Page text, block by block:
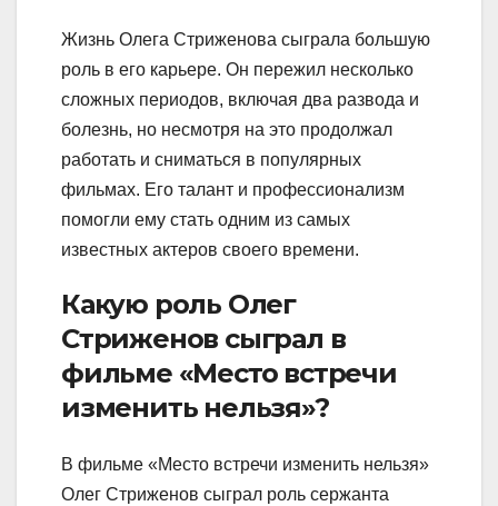
Жизнь Олега Стриженова сыграла большую
роль в его карьере. Он пережил несколько
сложных периодов, включая два развода и
болезнь, но несмотря на это продолжал
работать и сниматься в популярных
фильмах. Его талант и профессионализм
помогли ему стать одним из самых
известных актеров своего времени.
Какую роль Олег
Стриженов сыграл в
фильме «Место встречи
изменить нельзя»?
В фильме «Место встречи изменить нельзя»
Олег Стриженов сыграл роль сержанта